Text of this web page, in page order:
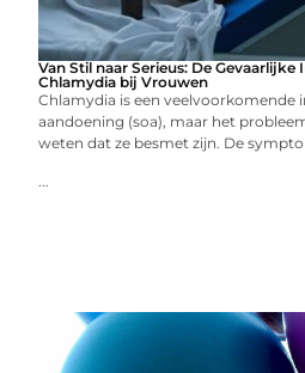
Van Stil naar Serieus: De
Chlamydia bij Vrouwen
Chlamydia is een veelvoorkomende
aandoening (soa), maar het
weten dat ze besmet zijn. De
...